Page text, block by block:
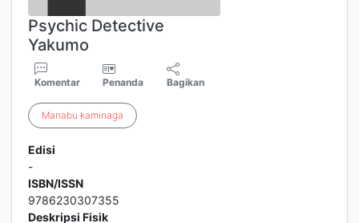
Psychic Detective
Yakumo
Komentar Penanda Bagikan
Manabu kaminaga
Edisi
-
ISBN/ISSN
9786230307355
Deskripsi Fisik